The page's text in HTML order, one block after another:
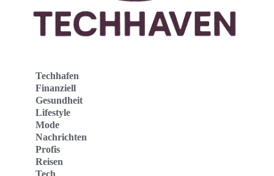
Techhafen
Finanziell
Gesundheit
Lifestyle
Mode
Nachrichten
Profis
Reisen
Tech